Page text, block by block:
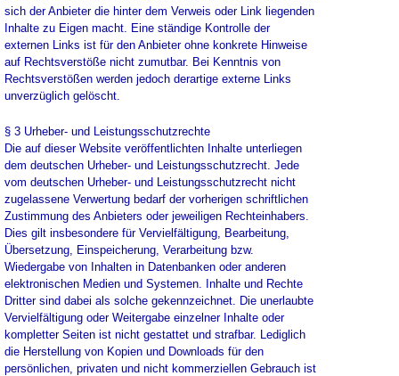
sich der Anbieter die hinter dem Verweis oder Link liegenden
Inhalte zu Eigen macht. Eine ständige Kontrolle der
externen Links ist für den Anbieter ohne konkrete Hinweise
auf Rechtsverstöße nicht zumutbar. Bei Kenntnis von
Rechtsverstößen werden jedoch derartige externe Links
unverzüglich gelöscht.
§ 3 Urheber- und Leistungsschutzrechte
Die auf dieser Website veröffentlichten Inhalte unterliegen
dem deutschen Urheber- und Leistungsschutzrecht. Jede
vom deutschen Urheber- und Leistungsschutzrecht nicht
zugelassene Verwertung bedarf der vorherigen schriftlichen
Zustimmung des Anbieters oder jeweiligen Rechteinhabers.
Dies gilt insbesondere für Vervielfältigung, Bearbeitung,
Übersetzung, Einspeicherung, Verarbeitung bzw.
Wiedergabe von Inhalten in Datenbanken oder anderen
elektronischen Medien und Systemen. Inhalte und Rechte
Dritter sind dabei als solche gekennzeichnet. Die unerlaubte
Vervielfältigung oder Weitergabe einzelner Inhalte oder
kompletter Seiten ist nicht gestattet und strafbar. Lediglich
die Herstellung von Kopien und Downloads für den
persönlichen, privaten und nicht kommerziellen Gebrauch ist